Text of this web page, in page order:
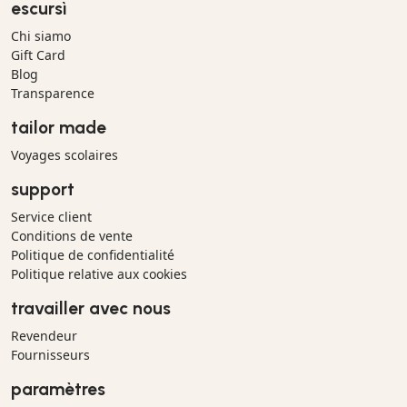
escursì
Chi siamo
Gift Card
Blog
Transparence
tailor made
Voyages scolaires
support
Service client
Conditions de vente
Politique de confidentialité
Politique relative aux cookies
travailler avec nous
Revendeur
Fournisseurs
paramètres